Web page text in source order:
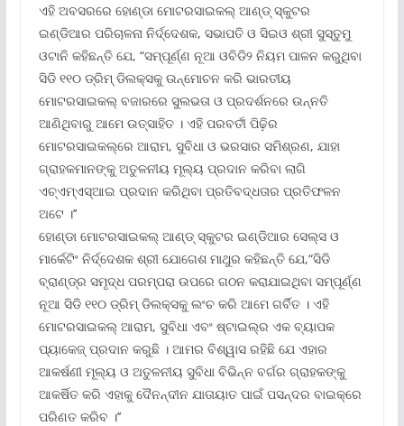
ଏହି ଅବସରରେ ହୋଣ୍ଡା ମୋଟରସାଇକଲ୍ ଆଣ୍ଡ୍ ସ୍କୁଟର
ଇଣ୍ଡିଆର ପରିଚାଳନା ନିର୍ଦ୍ଦେଶକ, ସଭାପତି ଓ ସିଇଓ ଶ୍ରୀ ସୁସ୍ତୁମୁ
ଓଟାନି କହିଛନ୍ତି ଯେ, “ସମ୍ପୂର୍ଣ୍ଣ ନୂଆ ଓବିଡି୨ ନିୟମ ପାଳନ କରୁଥିବା
ସିଡି ୧୧୦ ଡ୍ରିମ୍ ଡିଲକ୍ସକୁ ଉନ୍ମୋଚନ କରି ଭାରତୀୟ
ମୋଟରସାଇକଲ୍ ବଜାରରେ ସୁଲଭତା ଓ ପ୍ରଦର୍ଶନରେ ଉନ୍ନତି
ଆଣିଥିବାରୁ ଆମେ ଉତ୍ସାହିତ । ଏହି ପରବର୍ତୀ ପିଢ଼ିର
ମୋଟରସାଇକଲ୍‌ରେ ଆରାମ, ସୁବିଧା ଓ ଭରସାର ସମିଶ୍ରଣ, ଯାହା
ଗ୍ରାହକମାନଙ୍କୁ ଅତୁଳନୀୟ ମୂଲ୍ୟ ପ୍ରଦାନ କରିବା ଲାଗି
ଏଚ୍‌ଏମ୍‌ଏସ୍‌ଆଇ ପ୍ରଦାନ କରିଥିବା ପ୍ରତିବଦ୍ଧତାର ପ୍ରତିଫଳନ
ଅଟେ ।’’
ହୋଣ୍ଡା ମୋଟରସାଇକଲ୍ ଆଣ୍ଡ୍ ସ୍କୁଟର ଇଣ୍ଡିଆର ସେଲ୍‌ସ ଓ
ମାର୍କେଟିଂ ନିର୍ଦ୍ଦେଶକ ଶ୍ରୀ ଯୋଗେଶ ମାଥୁର କହିଛନ୍ତି ଯେ,“ସିଡି
ବ୍ରାଣ୍ଡ୍‌ର ସମୃଦ୍ଧ ପରମ୍ପରା ଉପରେ ଗଠନ କରାଯାଇଥିବା ସମ୍ପୂର୍ଣ୍ଣ
ନୂଆ ସିଡି ୧୧୦ ଡ୍ରିମ୍ ଡିଲକ୍ସକୁ ଲଂଚ କରି ଆମେ ଗର୍ବିତ । ଏହି
ମୋଟରସାଇକଲ୍ ଆରାମ, ସୁବିଧା ଏବଂ ଷ୍ଟାଇଲ୍‌ର ଏକ ବ୍ୟାପକ
ପ୍ୟାକେଜ୍ ପ୍ରଦାନ କରୁଛି । ଆମର ବିଶ୍ୱାସ ରହିଛି ଯେ ଏହାର
ଆକର୍ଷଣୀ ମୂଲ୍ୟ ଓ ଅତୁଳନୀୟ ସୁବିଧା ବିଭିନ୍ନ ବର୍ଗର ଗ୍ରାହକଙ୍କୁ
ଆକର୍ଷିତ କରି ଏହାକୁ ଦୈନନ୍ଦୀନ ଯାତାୟାତ ପାଇଁ ପସନ୍ଦର ବାଇକ୍‌ରେ
ପରିଣତ କରିବ ।’’